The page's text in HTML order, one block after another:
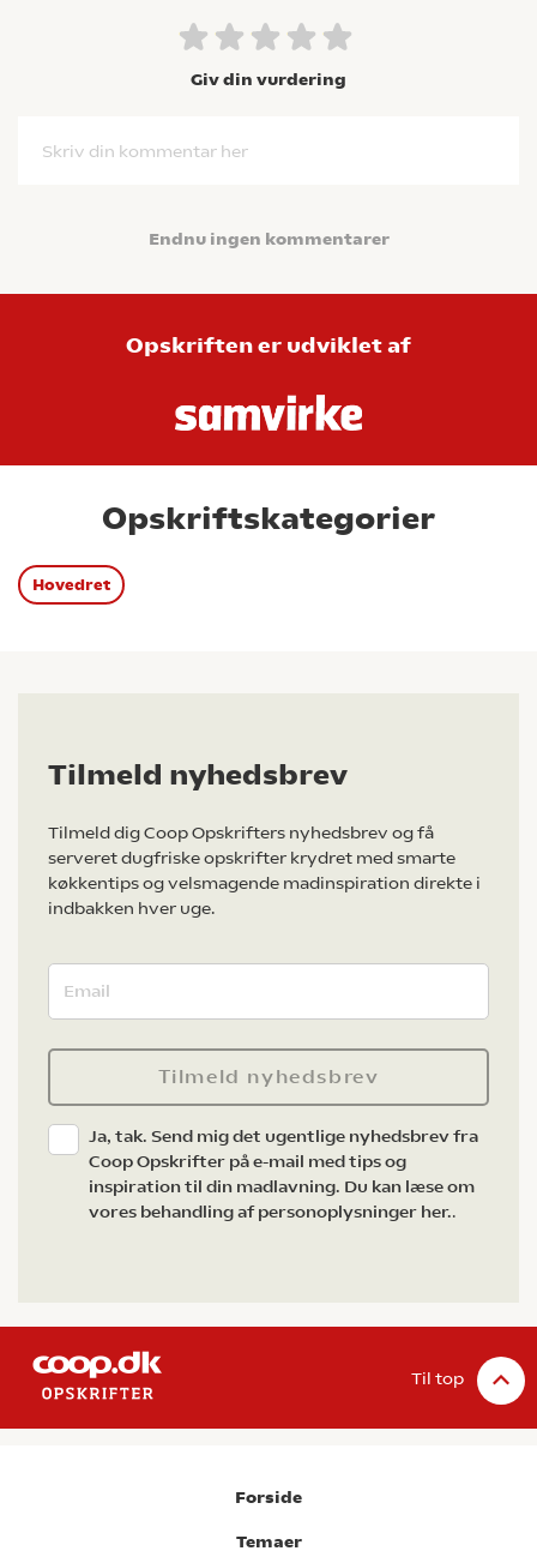
Giv din vurdering
Skriv din kommentar her
Endnu ingen kommentarer
Opskriften er udviklet af
Opskriftskategorier
Hovedret
Tilmeld nyhedsbrev
Tilmeld dig Coop Opskrifters nyhedsbrev og få
serveret dugfriske opskrifter krydret med smarte
køkkentips og velsmagende madinspiration direkte i
indbakken hver uge.
Tilmeld nyhedsbrev
Ja, tak. Send mig det ugentlige nyhedsbrev fra
Coop Opskrifter på e-mail med tips og
inspiration til din madlavning. Du kan læse om
vores behandling af personoplysninger her..
Til top
Forside
Temaer